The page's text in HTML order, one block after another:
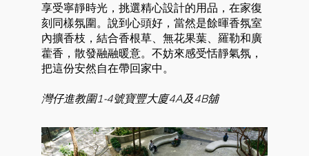
享受寧靜時光，挑選精心設計的用品，在家復
刻同樣氛圍。說到心頭好，當然是餘暉香氛室
內擴香枝，結合香根草、無花果葉、羅勒和廣
藿香，散發融融暖意。不妨來感受恬靜氣氛，
把這份安然自在帶回家中。
灣仔進教圍1-4號寶豐大廈4A及4B舖